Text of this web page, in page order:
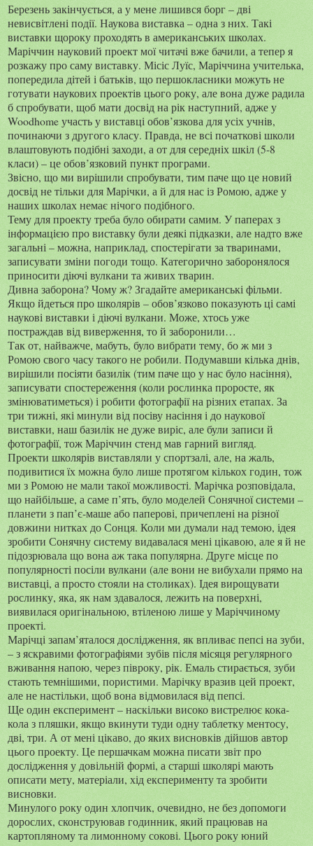
Березень закінчується, а у мене лишився борг – дві
невисвітлені події. Наукова виставка – одна з них. Такі
виставки щороку проходять в американських школах.
Маріччин науковий проект мої читачі вже бачили, а тепер я
розкажу про саму виставку. Місіс Луїс, Маріччина учителька,
попередила дітей і батьків, що першокласники можуть не
готувати наукових проектів цього року, але вона дуже радила
б спробувати, щоб мати досвід на рік наступний, адже у
Woodhomeучасть у виставці обов’язкова для усіх учнів,
починаючи з другого класу. Правда, не всі початкові школи
влаштовують подібні заходи, а от для середніх шкіл (5-8
класи) – це обов’язковий пункт програми.
Звісно, що ми вирішили спробувати, тим паче що це новий
досвід не тільки для Марічки, а й для нас із Ромою, адже у
наших школах немає нічого подібного.
Тему для проекту треба було обирати самим. У паперах з
інформацією про виставку були деякі підказки, але надто вже
загальні – можна, наприклад, спостерігати за тваринами,
записувати зміни погоди тощо. Категорично заборонялося
приносити діючі вулкани та живих тварин.
Дивна заборона? Чому ж? Згадайте американські фільми.
Якщо йдеться про школярів – обов’язково показують ці самі
наукові виставки і діючі вулкани. Може, хтось уже
постраждав від виверження, то й заборонили…
Так от, найважче, мабуть, було вибрати тему, бо ж ми з
Ромою свого часу такого не робили. Подумавши кілька днів,
вирішили посіяти базилік (тим паче що у нас було насіння),
записувати спостереження (коли рослинка проросте, як
змінюватиметься) і робити фотографії на різних етапах. За
три тижні, які минули від посіву насіння і до наукової
виставки, наш базилік не дуже виріс, але були записи й
фотографії, тож Маріччин стенд мав гарний вигляд.
Проекти школярів виставляли у спортзалі, але, на жаль,
подивитися їх можна було лише протягом кількох годин, тож
ми з Ромою не мали такої можливості. Марічка розповідала,
що найбільше, а саме п’ять, було моделей Сонячної системи –
планети з пап’є-маше або паперові, причеплені на різної
довжини нитках до Сонця. Коли ми думали над темою, ідея
зробити Сонячну систему видавалася мені цікавою, але я й не
підозрювала що вона аж така популярна. Друге місце по
популярності посіли вулкани (але вони не вибухали прямо на
виставці, а просто стояли на столиках). Ідея вирощувати
рослинку, яка, як нам здавалося, лежить на поверхні,
виявилася оригінальною, втіленою лише у Маріччиному
проекті.
Марічці запам’яталося дослідження, як впливає пепсі на зуби,
– з яскравими фотографіями зубів після місяця регулярного
вживання напою, через півроку, рік. Емаль стирається, зуби
стають темнішими, пористими. Марічку вразив цей проект,
але не настільки, щоб вона відмовилася від пепсі.
Ще один експеримент – наскільки високо вистрелює кока-
кола з пляшки, якщо вкинути туди одну таблетку ментосу,
дві, три. А от мені цікаво, до яких висновків дійшов автор
цього проекту. Це першачкам можна писати звіт про
дослідження у довільній формі, а старші школярі мають
описати мету, матеріали, хід експерименту та зробити
висновки.
Минулого року один хлопчик, очевидно, не без допомоги
дорослих, сконструював годинник, який працював на
картопляному та лимонному сокові. Цього року юний